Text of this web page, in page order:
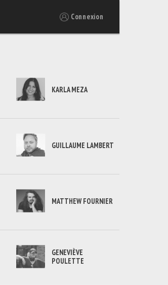
Connexion
KARLA MEZA
GUILLAUME LAMBERT
MATTHEW FOURNIER
GENEVIÈVE
POULETTE